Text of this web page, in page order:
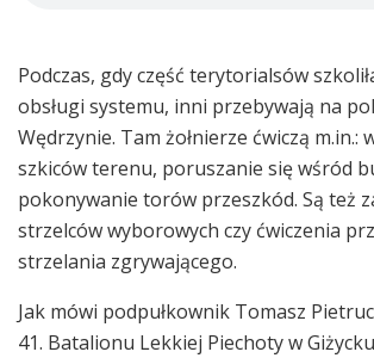
Podczas, gdy część terytorialsów
obsługi systemu, inni przebywają na
Wędrzynie. Tam żołnierze ćwiczą m.in.:
szkiców terenu, poruszanie się wśród
pokonywanie torów przeszkód. Są też
strzelców wyborowych czy ćwiczenia
strzelania zgrywającego.
Jak mówi podpułkownik Tomasz
41. Batalionu Lekkiej Piechoty w